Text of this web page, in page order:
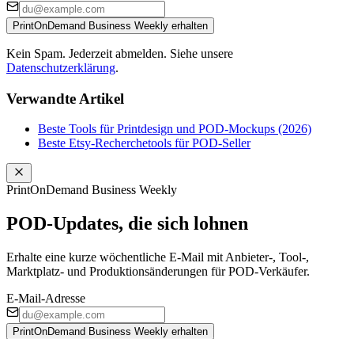
PrintOnDemand Business Weekly erhalten
Kein Spam. Jederzeit abmelden. Siehe unsere
Datenschutzerklärung.
Verwandte Artikel
Beste Tools für Printdesign und POD-Mockups (2026)
Beste Etsy-Recherchetools für POD-Seller
PrintOnDemand Business Weekly
POD-Updates, die sich lohnen
Erhalte eine kurze wöchentliche E-Mail mit Anbieter-, Tool-,
Marktplatz- und Produktionsänderungen für POD-Verkäufer.
E-Mail-Adresse
PrintOnDemand Business Weekly erhalten